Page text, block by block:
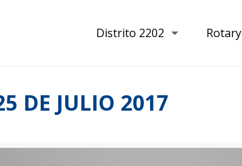
Distrito 2202 Rotary
DE JULIO 2017